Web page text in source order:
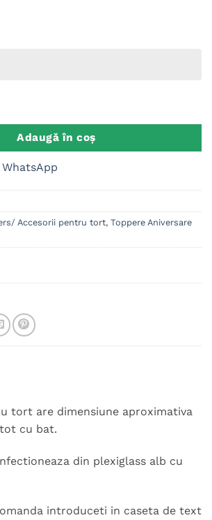
Adaugă în coș
Accesorii pentru tort, Toppere Aniversare
tort are dimensiune aproximativa
cu bat.
din plexiglass alb cu
introduceti in caseta de text